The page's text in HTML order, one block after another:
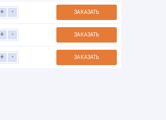
+ - ЗАКАЗАТЬ
+ - ЗАКАЗАТЬ
+ - ЗАКАЗАТЬ